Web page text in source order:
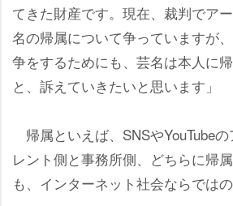
てきた財産です。現在、裁判でア
名の帰属について争っていますが
争をするためにも、芸名は本人に
と、訴えていきたいと思います」
帰属といえば、SNSやYouTube
レント側と事務所側、どちらに帰
も、インターネット社会ならではの